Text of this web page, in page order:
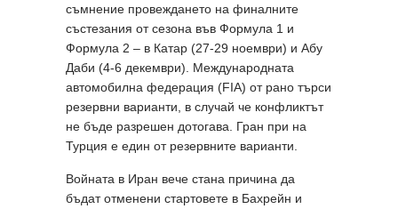
съмнение провеждането на финалните
състезания от сезона във Формула 1 и
Формула 2 – в Катар (27-29 ноември) и Абу
Даби (4-6 декември). Международната
автомобилна федерация (FIA) от рано търси
резервни варианти, в случай че конфликтът
не бъде разрешен дотогава. Гран при на
Турция е един от резервните варианти.
Войната в Иран вече стана причина да
бъдат отменени стартовете в Бахрейн и